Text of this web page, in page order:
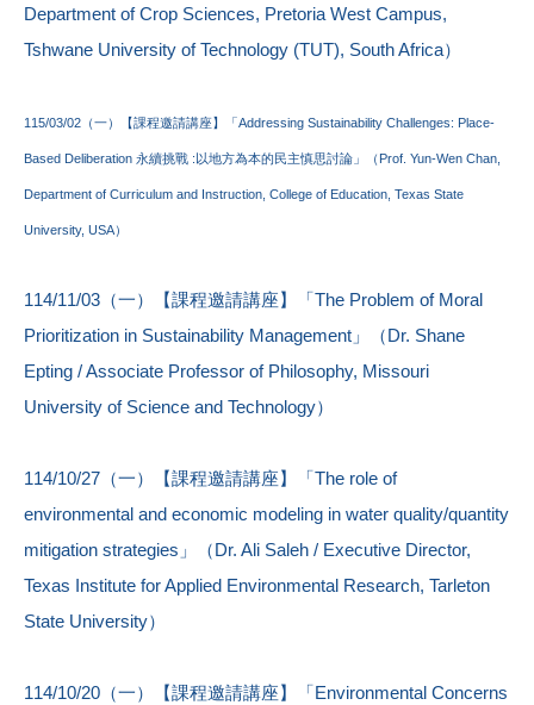
Department of Crop Sciences, Pretoria West Campus,
Tshwane University of Technology (TUT), South Africa）
115/03/02（一）【課程邀請講座】「Addressing Sustainability Challenges: Place-
Based Deliberation 永續挑戰 :以地方為本的民主慎思討論」（Prof. Yun-Wen Chan,
Department of Curriculum and Instruction, College of Education, Texas State
University, USA）
114/11/03（一）【課程邀請講座】「The Problem of Moral
Prioritization in Sustainability Management」（Dr. Shane
Epting / Associate Professor of Philosophy, Missouri
University of Science and Technology）
114/10/27（一）【課程邀請講座】「The role of
environmental and economic modeling in water quality/quantity
mitigation strategies」（Dr. Ali Saleh / Executive Director,
Texas Institute for Applied Environmental Research, Tarleton
State University）
114/10/20（一）【課程邀請講座】「Environmental Concerns